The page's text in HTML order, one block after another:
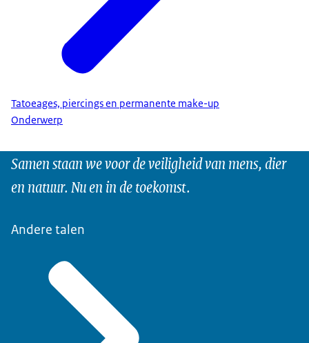
Tatoeages, piercings en permanente make-up
Onderwerp
Samen staan we voor de veiligheid van mens, dier
en natuur. Nu en in de toekomst.
Andere talen